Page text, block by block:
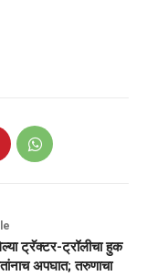
ट्रॅक्टर-ट्रॉलीचा हुक
अपघात; तरुणाचा